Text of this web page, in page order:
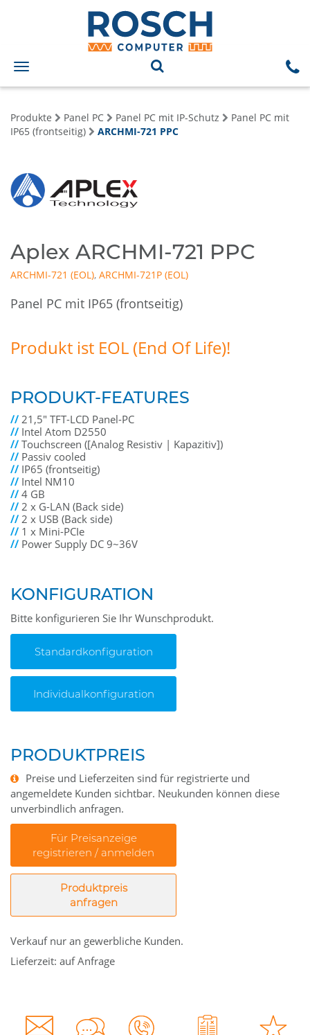
Toggle
navigation
Produkte Panel PC Panel PC mit IP-Schutz
Panel PC mit
IP65 (frontseitig)
ARCHMI-721 PPC
Aplex ARCHMI-721 PPC
ARCHMI-721 , ARCHMI-721P
Panel PC mit IP65 (frontseitig)
Produkt ist EOL (End Of Life)!
PRODUKT-FEATURES
//21,5" TFT-LCD Panel-PC
// Intel Atom D2550
//Touchscreen ([Analog Resistiv | Kapazitiv])
// Passiv cooled
// IP65 (frontseitig)
// Intel NM10
//4 GB
//2 x G-LAN (Back side)
//2 x USB (Back side)
// 1 x Mini-PCIe
// Power Supply DC 9~36V
KONFIGURATION
Bitte konfigurieren Sie Ihr Wunschprodukt.
Standardkonfiguration
Individualkonfiguration
PRODUKTPREIS
Preise und Lieferzeiten sind für registrierte und
angemeldete Kunden sichtbar. Neukunden können diese
unverbindlich anfragen.
Für Preisanzeige
registrieren / anmelden
Produktpreis
anfragen
Verkauf nur an gewerbliche Kunden.
Lieferzeit: auf Anfrage